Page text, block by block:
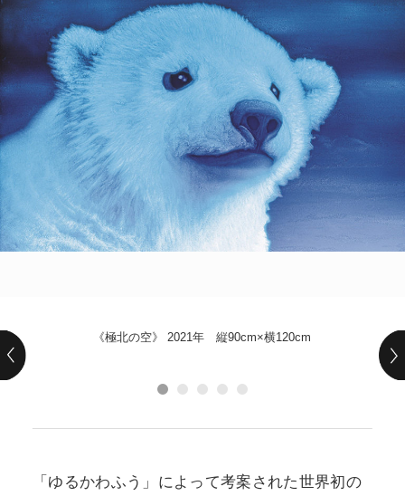
POLICY COMPANY
《極北の空》 2021年 縦90cm×横120cm
「ゆるかわふう」によって考案された世界初の